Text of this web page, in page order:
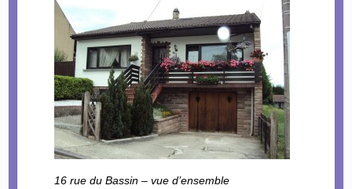
16 rue du Bassin – vue d’ensemble